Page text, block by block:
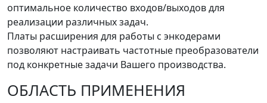
оптимальное количество входов/выходов для
реализации различных задач.
Платы расширения для работы с энкодерами
позволяют настраивать частотные преобразователи
под конкретные задачи Вашего производства.
ОБЛАСТЬ ПРИМЕНЕНИЯ